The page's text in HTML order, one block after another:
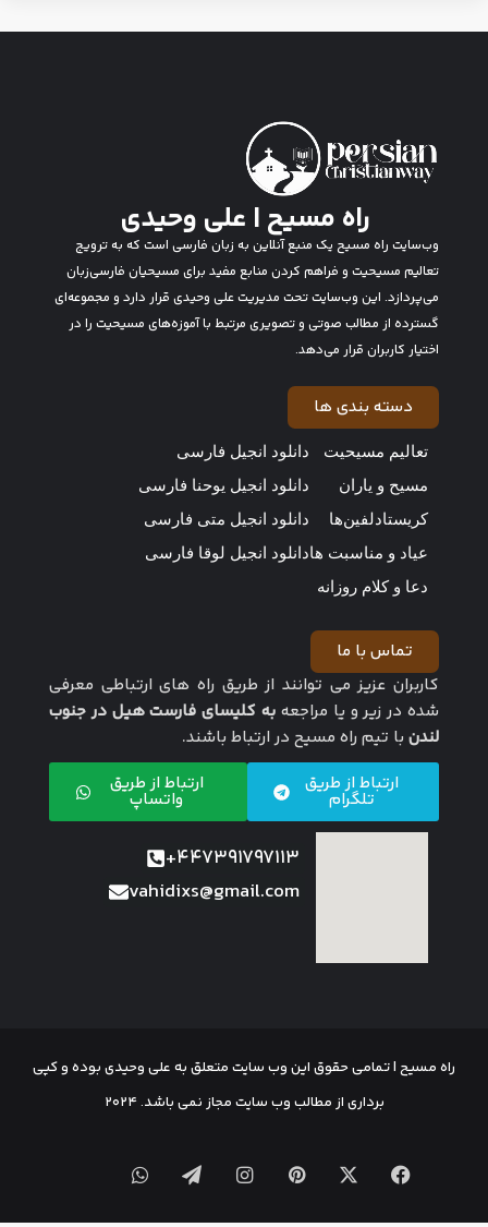
راه مسیح | علی وحیدی
وب‌سایت راه مسیح یک منبع آنلاین به زبان فارسی است که به ترویج
تعالیم مسیحیت و فراهم کردن منابع مفید برای مسیحیان فارسی‌زبان
می‌پردازد. این وب‌سایت تحت مدیریت علی وحیدی قرار دارد و مجموعه‌ای
گسترده از مطالب صوتی و تصویری مرتبط با آموزه‌های مسیحیت را در
اختیار کاربران قرار می‌دهد.
دسته بندی ها
تعالیم مسیحیت
مسیح و یاران
کریستادلفین‌ها
عیاد و مناسبت ها
دعا و کلام روزانه
دانلود انجیل فارسی
دانلود انجیل یوحنا فارسی
دانلود انجیل متی فارسی
دانلود انجیل لوقا فارسی
تماس با ما
کاربران عزیز می توانند از طریق راه های ارتباطی معرفی
شده در زیر و یا مراجعه به کلیسای فارست هیل در جنوب
لندن با تیم راه مسیح در ارتباط باشند.
ارتباط از طریق
تلگرام
ارتباط از طریق
واتساپ
447391797113+
vahidixs@gmail.com
راه مسیح | تمامی حقوق این وب سایت متعلق به علی وحیدی بوده و کپی
برداری از مطالب وب سایت مجاز نمی باشد. 2024